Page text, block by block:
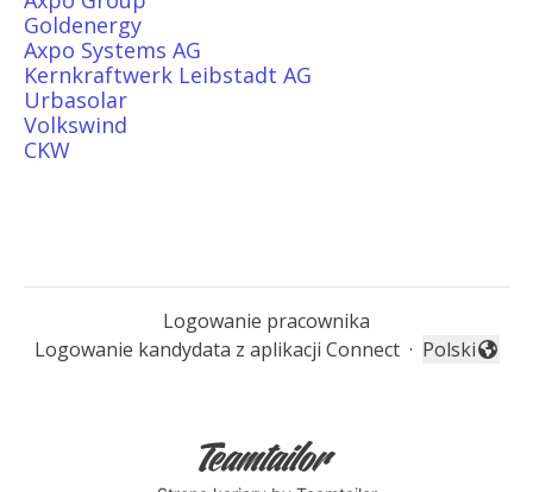
Goldenergy
Axpo Systems AG
Kernkraftwerk Leibstadt AG
Urbasolar
Volkswind
CKW
Logowanie pracownika
Logowanie kandydata z aplikacji Connect · Zmień język
Polski